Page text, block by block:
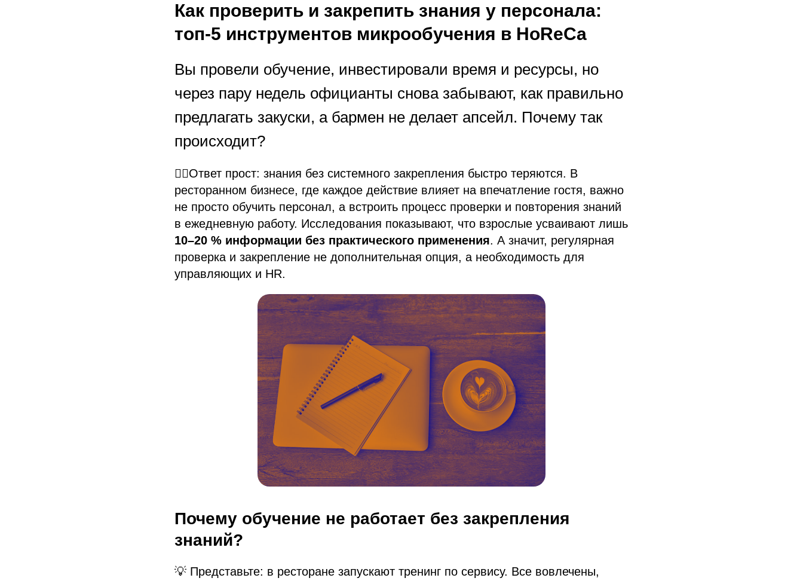
Как проверить и закрепить знания у персонала:
топ-5 инструментов микрообучения в HoReCa
Вы провели обучение, инвестировали время и ресурсы, но
через пару недель официанты снова забывают, как правильно
предлагать закуски, а бармен не делает апсейл. Почему так
происходит?
👉🏻Ответ прост: знания без системного закрепления быстро теряются. В
ресторанном бизнесе, где каждое действие влияет на впечатление гостя, важно
не просто обучить персонал, а встроить процесс проверки и повторения знаний
в ежедневную работу. Исследования показывают, что взрослые усваивают лишь
10–20 % информации без практического применения. А значит, регулярная
проверка и закрепление не дополнительная опция, а необходимость для
управляющих и HR.
Почему обучение не работает без закрепления
знаний?
💡 Представьте: в ресторане запускают тренинг по сервису. Все вовлечены,